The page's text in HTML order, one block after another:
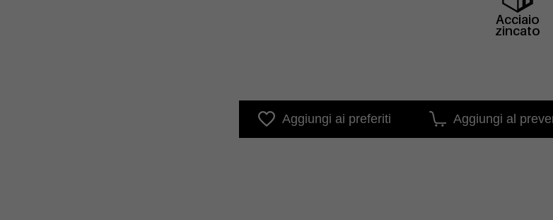
Acciaio
zincato
Aggiungi ai preferiti Aggiungi al